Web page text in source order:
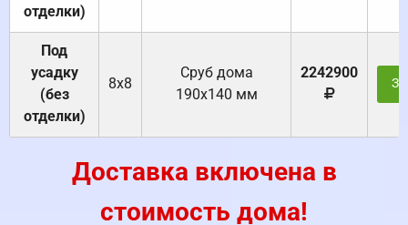
отделки)
Под
усадку
(без
отделки)
8х8
Cруб дома
190х140 мм
2242900
Доставка включена в
стоимость дома!